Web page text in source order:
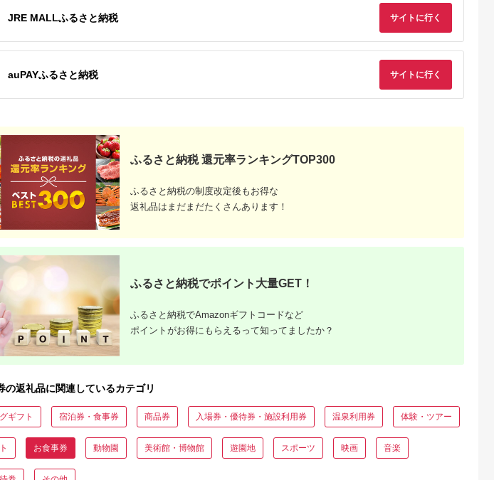
ご宿泊
券 入
宿泊
き 1
ン カ
円
(ペア）
寄付金額:100,000円 寄付金額:72,000円
スカイツリー 入場券
寄付金額:75,000円
ランチセットご利用券
5.0
寄付金額:7,000円
ト神戸ハーバーラン
寄付金額:100,000
円寄付
などお
【2026年】ふるさと納税
100万円の寄付でもらえるお
すすめ返礼品！
JRE MALLふるさと納税 サイトに行く
auPAYふるさと納税 サイトに行く
ふるさと納税 還元率ランキングTOP300
ふるさと納税の制度改定後もお得な
返礼品はまだまだたくさんあります！
ふるさと納税でポイント大量GET！
ふるさと納税でAmazonギフトコードなど
ポイントがお得にもらえるって知ってましたか？
の返礼品に関連しているカテゴリ
ギフト 宿泊券・食事券 商品券 入場券・優待券・施設利用券 温泉利用券 体験・ツアー
お食事券 動物園 美術館・博物館 遊園地 スポーツ 映画 音楽